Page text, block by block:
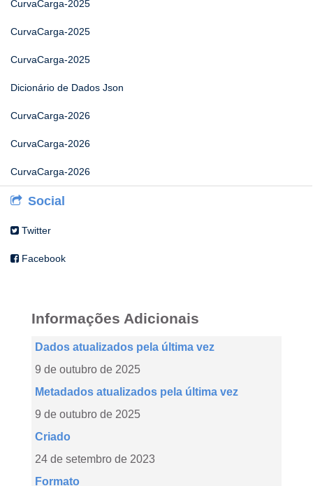
CurvaCarga-2025
CurvaCarga-2025
CurvaCarga-2025
Dicionário de Dados Json
CurvaCarga-2026
CurvaCarga-2026
CurvaCarga-2026
Social
Twitter
Facebook
Informações Adicionais
Dados atualizados pela última vez
9 de outubro de 2025
Metadados atualizados pela última vez
9 de outubro de 2025
Criado
24 de setembro de 2023
Formato